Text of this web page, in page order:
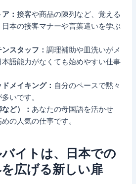
ア：接客や商品の陳列など、覚える
本の接客マナーや言葉遣いを学ぶ
ンスタッフ：調理補助や皿洗いがメ
語能力がなくても始めやすい仕事
メイキング： 自分のペースで黙々
いです。
ど）： あなたの母国語を活かせ
の人気の仕事です。
イトは、日本での
広げる新しい扉